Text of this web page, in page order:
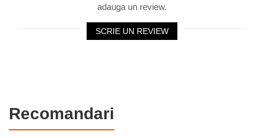
adauga un review.
SCRIE UN REVIEW
Recomandari